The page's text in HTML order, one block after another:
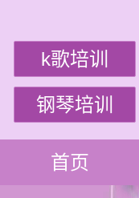
k歌培训
钢琴培训
首页